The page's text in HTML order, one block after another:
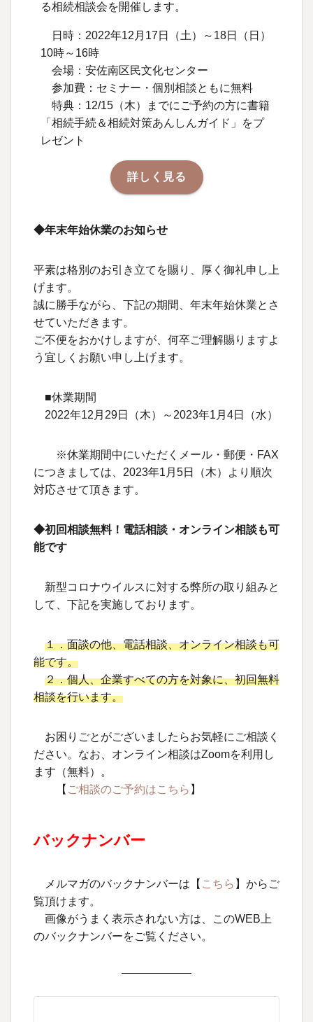
る相続相談会を開催します。
日時：2022年12月17日（土）～18日（日）
10時～16時
会場：安佐南区民文化センター
参加費：セミナー・個別相談ともに無料
特典：12/15（木）までにご予約の方に書籍
「相続手続＆相続対策あんしんガイド」をプ
レゼント
詳しく見る
◆年末年始休業のお知らせ
平素は格別のお引き立てを賜り、厚く御礼申し上
げます。
誠に勝手ながら、下記の期間、年末年始休業とさ
せていただきます。
ご不便をおかけしますが、何卒ご理解賜りますよ
う宜しくお願い申し上げます。
■休業期間
2022年12月29日（木）～2023年1月4日（水）
※休業期間中にいただくメール・郵便・FAX
につきましては、2023年1月5日（木）より順次
対応させて頂きます。
◆初回相談無料！電話相談・オンライン相談も可
能です
新型コロナウイルスに対する弊所の取り組みと
して、下記を実施しております。
１．面談の他、電話相談、オンライン相談も可
能です。
２．個人、企業すべての方を対象に、初回無料
相談を行います。
お困りごとがございましたらお気軽にご相談く
ださい。なお、オンライン相談はZoomを利用し
ます（無料）。
【 ご相談のご予約はこちら 】
バックナンバー
メルマガのバックナンバーは【 こちら 】からご
覧頂けます。
画像がうまく表示されない方は、このWEB上
のバックナンバーをご覧ください。